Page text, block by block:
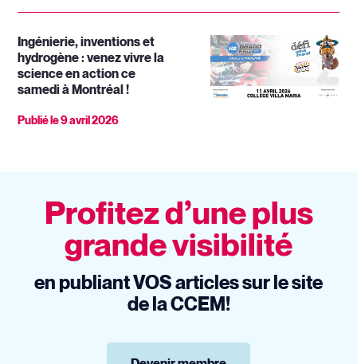
Ingénierie, inventions et
hydrogène : venez vivre la
science en action ce
samedi à Montréal !
Publié le9 avril 2026
Profitez d’une plus
grande visibilité
en publiant VOS articles sur le site
de la CCEM!